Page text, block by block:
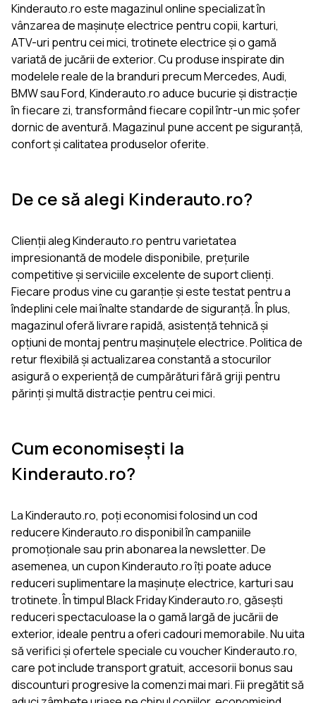
Kinderauto.ro este magazinul online specializat în
vânzarea de mașinuțe electrice pentru copii, karturi,
ATV-uri pentru cei mici, trotinete electrice și o gamă
variată de jucării de exterior. Cu produse inspirate din
modelele reale de la branduri precum Mercedes, Audi,
BMW sau Ford, Kinderauto.ro aduce bucurie și distracție
în fiecare zi, transformând fiecare copil într-un mic șofer
dornic de aventură. Magazinul pune accent pe siguranță,
confort și calitatea produselor oferite.
De ce să alegi Kinderauto.ro?
Clienții aleg Kinderauto.ro pentru varietatea
impresionantă de modele disponibile, prețurile
competitive și serviciile excelente de suport clienți.
Fiecare produs vine cu garanție și este testat pentru a
îndeplini cele mai înalte standarde de siguranță. În plus,
magazinul oferă livrare rapidă, asistență tehnică și
opțiuni de montaj pentru mașinuțele electrice. Politica de
retur flexibilă și actualizarea constantă a stocurilor
asigură o experiență de cumpărături fără griji pentru
părinți și multă distracție pentru cei mici.
Cum economisești la
Kinderauto.ro?
La Kinderauto.ro, poți economisi folosind un cod
reducere Kinderauto.ro disponibil în campaniile
promoționale sau prin abonarea la newsletter. De
asemenea, un cupon Kinderauto.ro îți poate aduce
reduceri suplimentare la mașinuțe electrice, karturi sau
trotinete. În timpul Black Friday Kinderauto.ro, găsești
reduceri spectaculoase la o gamă largă de jucării de
exterior, ideale pentru a oferi cadouri memorabile. Nu uita
să verifici și ofertele speciale cu voucher Kinderauto.ro,
care pot include transport gratuit, accesorii bonus sau
discounturi progresive la comenzi mai mari. Fii pregătit să